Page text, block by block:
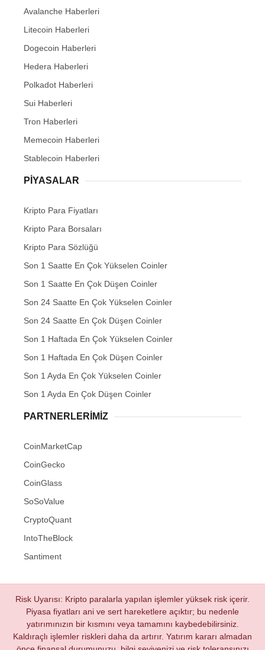
Avalanche Haberleri
Litecoin Haberleri
Dogecoin Haberleri
Hedera Haberleri
Polkadot Haberleri
Sui Haberleri
Tron Haberleri
Memecoin Haberleri
Stablecoin Haberleri
PIYASALAR
Kripto Para Fiyatları
Kripto Para Borsaları
Kripto Para Sözlüğü
Son 1 Saatte En Çok Yükselen Coinler
Son 1 Saatte En Çok Düşen Coinler
Son 24 Saatte En Çok Yükselen Coinler
Son 24 Saatte En Çok Düşen Coinler
Son 1 Haftada En Çok Yükselen Coinler
Son 1 Haftada En Çok Düşen Coinler
Son 1 Ayda En Çok Yükselen Coinler
Son 1 Ayda En Çok Düşen Coinler
PARTNERLERIMIZ
CoinMarketCap
CoinGecko
CoinGlass
SoSoValue
CryptoQuant
IntoTheBlock
Santiment
Risk Uyarısı: Kripto paralarla yapılan işlemler yüksek risk içerir.
Piyasa fiyatları ani ve sert hareketlere açıktır; bu nedenle
yatırımınızın bir kısmını veya tamamını kaybedebilirsiniz.
Kaldıraçlı işlemler riskleri daha da artırır. Yatırım kararı almadan